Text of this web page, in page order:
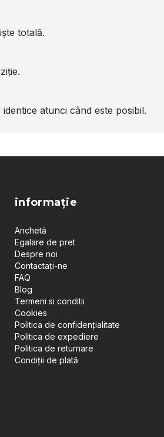
totală.
atunci când este posibil.
informație
Anchetă
Egalare de pret
Despre noi
Contactați-ne
FAQ
Blog
Termeni si conditii
Cookies
Politica de confidențialitate
Politica de expediere
Politica de returnare
Condiții de plată